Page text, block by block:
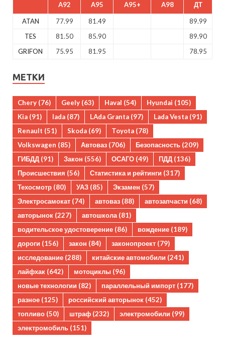
A92 A95 A95+ A98 ДТ
ATAN 77.99 81.49
89.99
TES
81.50 85.90
89.90
GRIFON
75.95 81.95 78.95
МЕТКИ
Chery (76) Geely (63) Haval (54) Hyundai (105)
Kia (91) lada (87) LAda Granta (97) Lada Vesta (91)
Renault (51) Skoda (69) Toyota (78)
Volkswagen (85) Автоваз (706) Безопасность (209)
ГИБДД (91) Закон (556) ОСАГО (49) ПДД (136)
Происшествия (56) Статистика и рейтинги (317)
Техосмотр (80) УАЗ (85) Экзамен (57)
Электросамокат (74) автоваз (88) автозапчасти (68)
авторынок (227) автошкола(81)
водительское удостоверение (86) вождение (189)
дороги (156) закон (84) законопроект (79)
исследование (288) китайские автомобили (241)
лайфхак (642) мотоциклы (96)
новые технологии (82) параллельный импорт (177)
разное (125) российский авторынок (452)
топливо (50) штраф (232) электромобили (99)
электромобиль (151)